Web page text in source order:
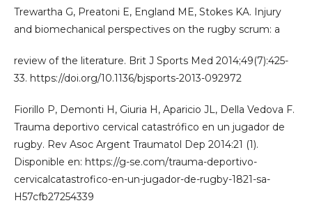
Trewartha G, Preatoni E, England ME, Stokes KA. Injury
and biomechanical perspectives on the rugby scrum: a
review of the literature. Brit J Sports Med 2014;49(7):425-
33. https://doi.org/10.1136/bjsports-2013-092972
Fiorillo P, Demonti H, Giuria H, Aparicio JL, Della Vedova F.
Trauma deportivo cervical catastrófico en un jugador de
rugby. Rev Asoc Argent Traumatol Dep 2014:21 (1).
Disponible en: https://g-se.com/trauma-deportivo-
cervicalcatastrofico-en-un-jugador-de-rugby-1821-sa-
H57cfb27254339